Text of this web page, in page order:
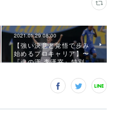
2021.01.29 08:00
【強い決意と覚悟で歩み
始めるプロキャリア】〜
『魂の漢 李漢宰』特別…